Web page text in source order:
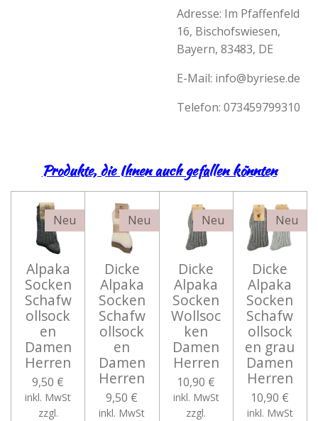
Adresse: Im Pfaffenfeld
16, Bischofswiesen,
Bayern, 83483, DE
E-Mail: info@byriese.de
Telefon: 073459799310
Produkte, die Ihnen auch gefallen könnten
Neu
Alpaka
Socken
Schafw
ollsock
en
Damen
Herren
9,50 €
inkl. MwSt
zzgl.
Neu
Dicke
Alpaka
Socken
Schafw
ollsock
en
Damen
Herren
9,50 €
inkl. MwSt
Neu
Dicke
Alpaka
Socken
Wollsoc
ken
Damen
Herren
10,90 €
inkl. MwSt
zzgl.
Neu
Dicke
Alpaka
Socken
Schafw
ollsock
en grau
Damen
Herren
10,90 €
inkl. MwSt